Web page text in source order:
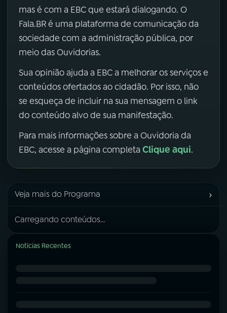
mas é com a EBC que estará dialogando. O
Fala.BR é uma plataforma de comunicação da
sociedade com a administração pública, por
meio das Ouvidorias.
Sua opinião ajuda a EBC a melhorar os serviços e
conteúdos ofertados ao cidadão. Por isso, não
se esqueça de incluir na sua mensagem o link
do conteúdo alvo de sua manifestação.
Para mais informações sobre a Ouvidoria da
EBC, acesse a página completa Clique aqui.
Veja mais do Programa ›
Carregando conteúdos...
Notícias Recentes